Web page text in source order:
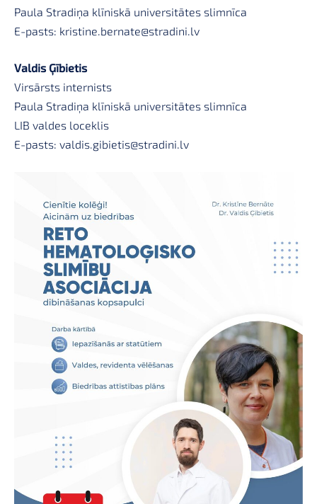
Paula Stradiņa klīniskā universitātes slimnīca
E-pasts: kristine.bernate@stradini.lv
Valdis Ģībietis
Virsārsts internists
Paula Stradiņa klīniskā universitātes slimnīca
LIB valdes loceklis
E-pasts: valdis.gibietis@stradini.lv